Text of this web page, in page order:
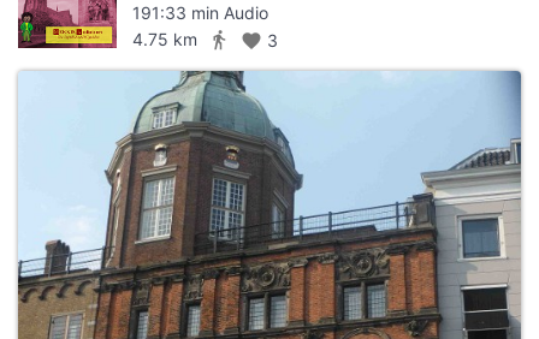
191:33 min Audio
4.75 km
directions_walk favorite 3